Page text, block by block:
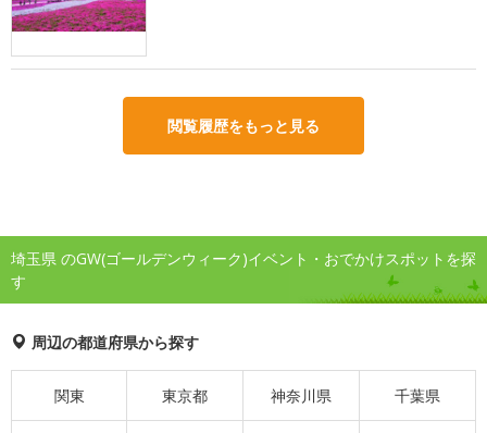
閲覧履歴をもっと見る
埼玉県 のGW(ゴールデンウィーク)イベント・おでかけスポットを探
す
周辺の都道府県から探す
関東 東京都 神奈川県 千葉県